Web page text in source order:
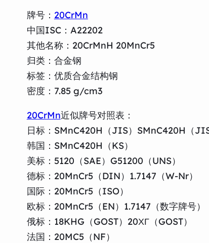
牌号： 20CrMn
中国ISC：A22202
其他名称：20CrMnH 20MnCr5
归类：合金钢
标签：优质合金结构钢
密度：7.85 g/cm3
20CrMn近似牌号对照表：
日标：SMnC420H（JIS）SMnC420H（JIS
韩国：SMnC420H（KS）
美标：5120（SAE）G51200（UNS）
德标：20MnCr5（DIN）1.7147（W-Nr）
国际：20MnCr5（ISO）
欧标：20MnCr5（EN）1.7147（数字牌号）
俄标：18KHG（GOST）20ХГ（GOST）
法国：20MC5（NF）